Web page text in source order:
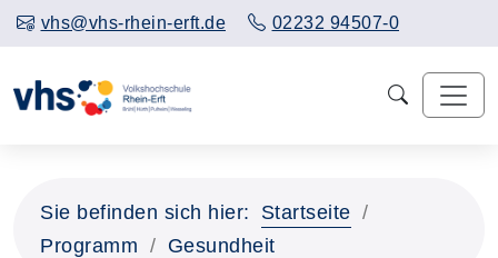
vhs@vhs-rhein-erft.de 02232 94507-0
Sie befinden sich hier:
Startseite
Programm
Gesundheit